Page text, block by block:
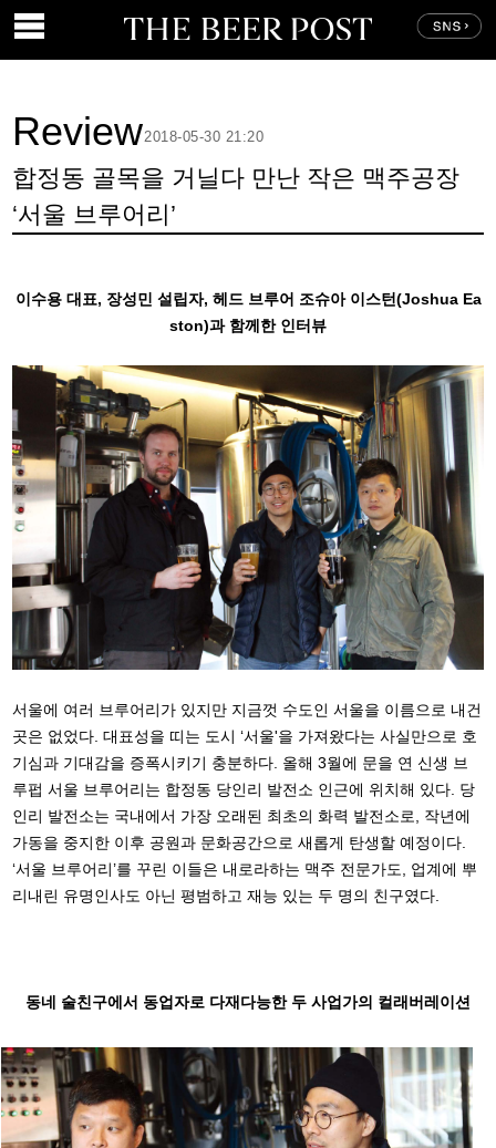
Review
합정동 골목을 거닐다 만난 작은 맥주공장
‘서울 브루어리’
2018-05-30 21:20
이수용 대표, 장성민 설립자, 헤드 브루어 조슈아 이스턴(Joshua Ea
ston)과 함께한 인터뷰
서울에 여러 브루어리가 있지만 지금껏 수도인 서울을 이름으로 내건
곳은 없었다. 대표성을 띠는 도시 ‘서울'을 가져왔다는 사실만으로 호
기심과 기대감을 증폭시키기 충분하다. 올해 3월에 문을 연 신생 브
루펍 서울 브루어리는 합정동 당인리 발전소 인근에 위치해 있다. 당
인리 발전소는 국내에서 가장 오래된 최초의 화력 발전소로, 작년에
가동을 중지한 이후 공원과 문화공간으로 새롭게 탄생할 예정이다.
‘서울 브루어리’를 꾸린 이들은 내로라하는 맥주 전문가도, 업계에 뿌
리내린 유명인사도 아닌 평범하고 재능 있는 두 명의 친구였다.
동네 술친구에서 동업자로 다재다능한 두 사업가의 컬래버레이션